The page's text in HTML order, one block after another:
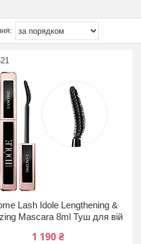
Lash Idole Lengthening &
Mascara 8ml Туш для вій
1 190 ₴